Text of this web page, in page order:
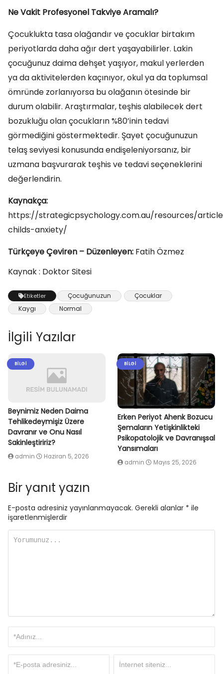
Ne Vakit Profesyonel Takviye Aramalı?
Çocuklukta tasa olağandır ve çocuklar birtakım
periyotlarda daha ağır dert yaşayabilirler. Lakin
çocuğunuz daima dehşet yaşıyor, makul yerlerden
ya da aktivitelerden kaçınıyor, okul ya da toplumsal
ömründe zorlanıyorsa bu olağanın ötesinde bir
durum olabilir. Araştırmalar, teşhis alabilecek dert
bozukluğu olan çocukların %80’inin tedavi
görmediğini göstermektedir. Şayet çocuğunuzun
telaş seviyesi konusunda endişeleniyorsanız, bir
uzmana başvurarak teşhis ve tedavi seçeneklerini
değerlendirin.
Kaynakça:
https://strategicpsychology.com.au/resources/
childs-anxiety/
Türkçeye Çeviren – Düzenleyen: Fatih Özmez
Kaynak : Doktor Sitesi
Etiketler Çocuğunuzun
Çocuklar
Kaygı
Normal
İlgili Yazılar
BILGI
Beynimiz Neden Daima
Tehlikedeymişiz Üzere
Davranır ve Onu Nasıl
Sakinleştiririz?
admin Haziran 5, 2026
BILGI
Erken Periyot Ahenk Bozucu
Şemaların Yetişkinlikteki
Psikopatolojik ve Davranışsal
Yansımaları
admin Mayıs 25, 2026
Bir yanıt yazın
E-posta adresiniz yayınlanmayacak. Gerekli alanlar * ile
işaretlenmişlerdir